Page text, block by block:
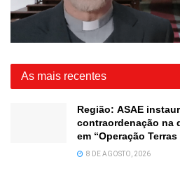
As mais recentes
Região: ASAE
contraordenação na
em “Operação
8 DE AGOSTO, 2026